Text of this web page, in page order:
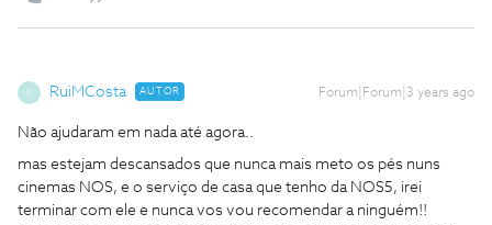
R RuiMCosta AUTOR Forum|Forum|3 years ago
Não ajudaram em nada até agora..
mas estejam descansados que nunca mais meto os pés nuns
cinemas NOS, e o serviço de casa que tenho da NOS5, irei
terminar com ele e nunca vos vou recomendar a ninguém!!